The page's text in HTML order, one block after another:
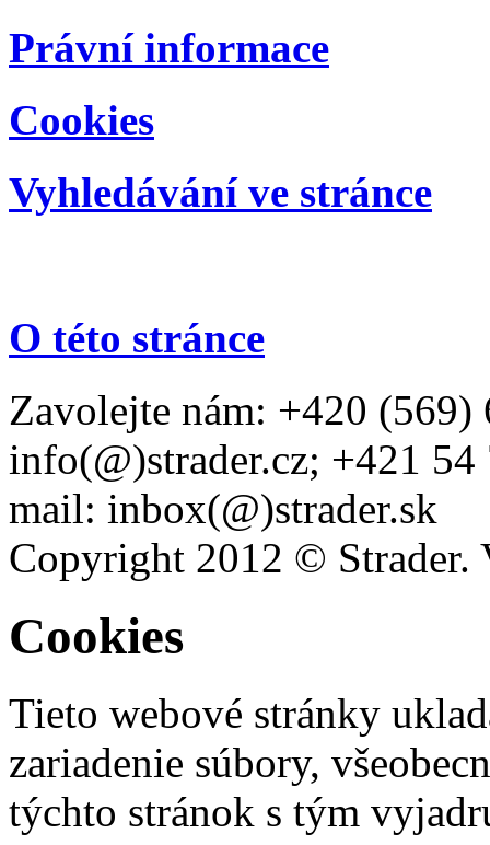
Právní informace
Cookies
Vyhledávání ve stránce
O této stránce
Zavolejte nám: +420 (569)
info(@)strader.cz; +421
mail: inbox(@)strader.sk
Copyright 2012 © Strader.
Cookies
Tieto webové stránky
zariadenie súbory,
týchto stránok s tým